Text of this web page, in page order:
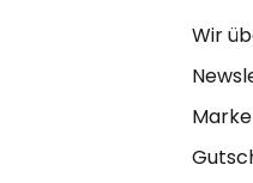
Wir